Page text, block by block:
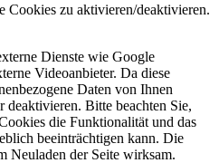
Cookies zu aktivieren/deaktivieren.
Dienste wie Google
Videoanbieter. Da diese
Daten von Ihnen
deaktivieren. Bitte beachten Sie,
die Funktionalität und das
beeinträchtigen kann. Die
Neuladen der Seite wirksam.